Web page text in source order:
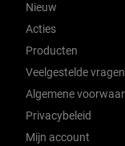
Nieuw
Acties
Producten
Veelgestelde vragen
Algemene
Privacybeleid
Mijn account